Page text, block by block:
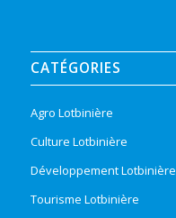
CATÉGORIES
Agro Lotbinière
Culture Lotbinière
Développement Lotbinière
Tourisme Lotbinière